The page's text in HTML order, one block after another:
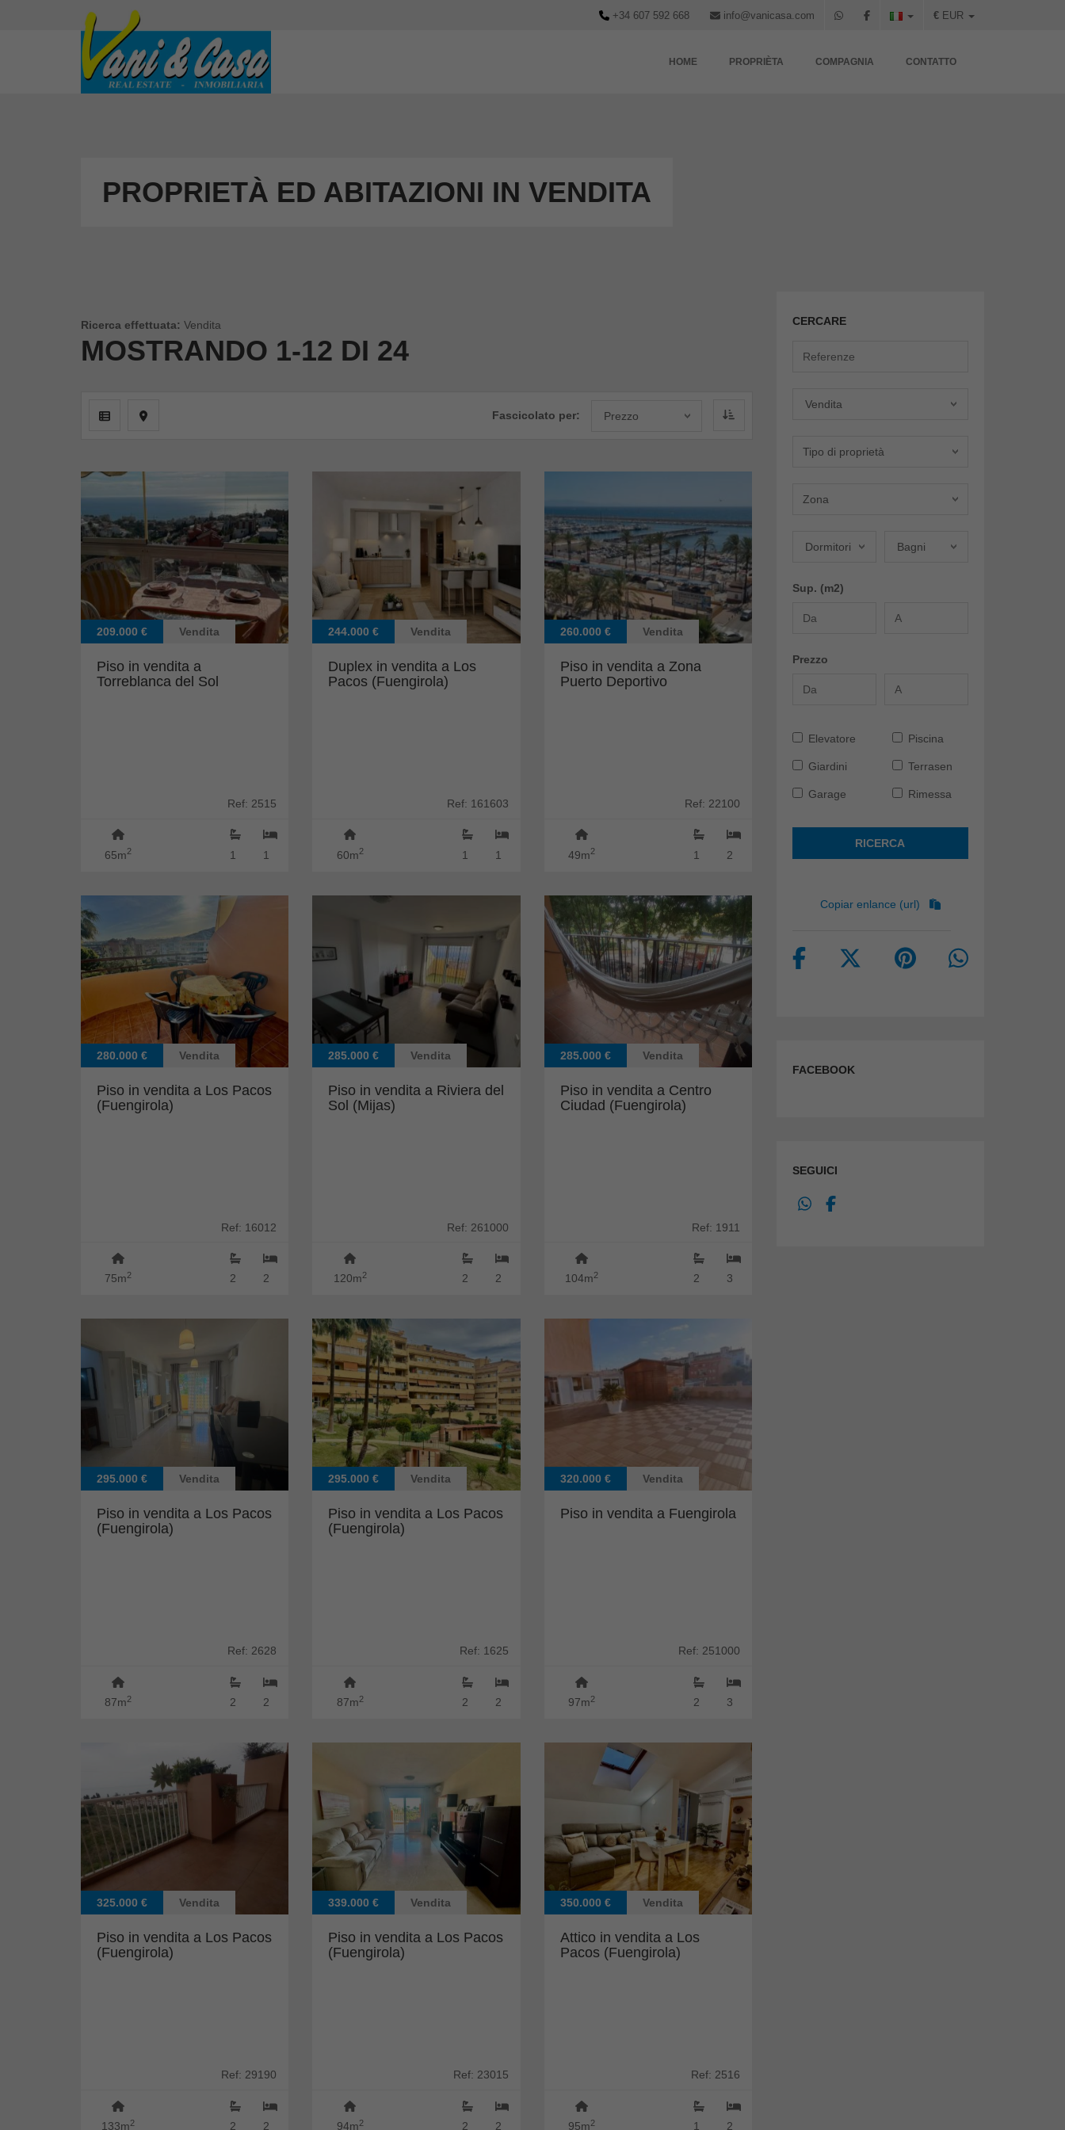
€ EUR
+34 607 592 668 info@vanicasa.com
HOME PROPRIÈTA COMPAGNIA CONTATTO
PROPRIETÀ ED ABITAZIONI IN VENDITA
Ricerca effettuata: Vendita
MOSTRANDO 1-12 DI 24
Fascicolato per: Prezzo
209.000 € Vendita
Piso in vendita a
Torreblanca del Sol
Ref: 2515
65m2 1
1
244.000 € Vendita
Duplex in vendita a Los
Pacos (Fuengirola)
Ref: 161603
60m2 1
1
260.000 € Vendita
Piso in vendita a Zona
Puerto Deportivo
Ref: 22100
49m2 2
1
280.000 € Vendita
Piso in vendita a Los Pacos
(Fuengirola)
Ref: 16012
75m2 2
2
285.000 € Vendita
Piso in vendita a Riviera del
Sol (Mijas)
Ref: 261000
120m2 2
2
285.000 € Vendita
Piso in vendita a Centro
Ciudad (Fuengirola)
Ref: 1911
104m2 3
2
295.000 € Vendita
Piso in vendita a Los Pacos
(Fuengirola)
Ref: 2628
87m2 2
2
295.000 € Vendita
Piso in vendita a Los Pacos
(Fuengirola)
Ref: 1625
87m2 2
2
320.000 € Vendita
Piso in vendita a Fuengirola
Ref: 251000
97m2 3
2
325.000 € Vendita
Piso in vendita a Los Pacos
(Fuengirola)
Ref: 29190
133m2 2
2
339.000 € Vendita
Piso in vendita a Los Pacos
(Fuengirola)
Ref: 23015
94m2 2
2
350.000 € Vendita
Attico in vendita a Los
Pacos (Fuengirola)
Ref: 2516
95m2 2
1
CERCARE
Vendita
Tipo di proprietà
Zona
Dormitori Bagni
Sup. (m2)
Prezzo
Elevatore Piscina
Giardini Terrasen
Garage Rimessa
RICERCA
Copiar enlance (url)
FACEBOOK
SEGUICI